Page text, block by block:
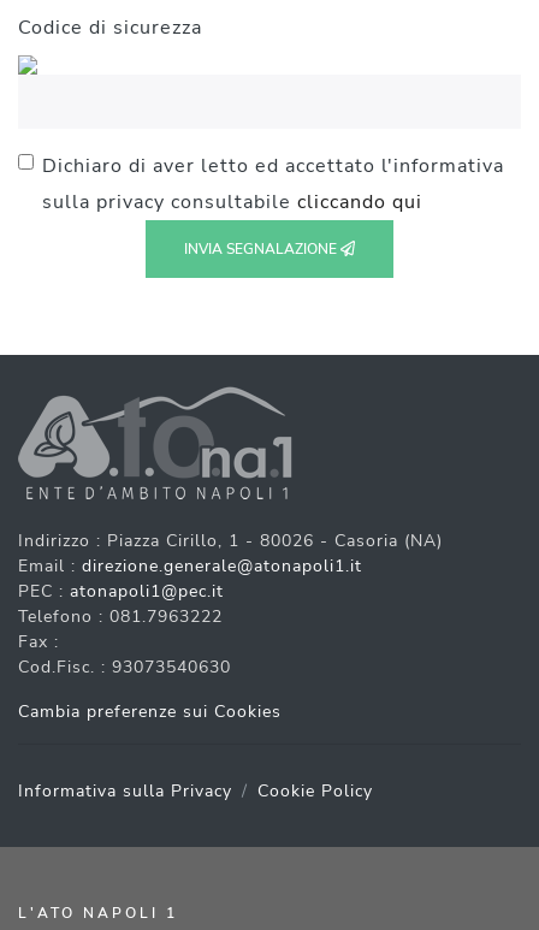
Codice di sicurezza
Dichiaro di aver letto ed accettato l'informativa
sulla privacy consultabile cliccando qui
INVIA SEGNALAZIONE
Indirizzo : Piazza Cirillo, 1 - 80026 - Casoria (NA)
Email : direzione.generale@atonapoli1.it
PEC : atonapoli1@pec.it
Telefono : 081.7963222
Fax :
Cod.Fisc. : 93073540630
Cambia preferenze sui Cookies
Informativa sulla Privacy Cookie Policy
L'ATO NAPOLI 1